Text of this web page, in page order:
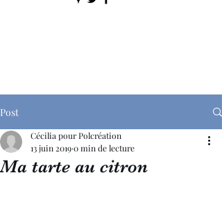
Post
Ma tarte au citron
Cécilia pour Polcréation
13 juin 20190 min de lecture